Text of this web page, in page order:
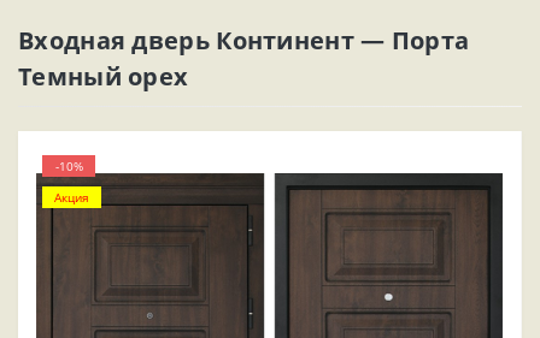
Входная дверь Континент — Порта
Темный орех
-10%
Акция